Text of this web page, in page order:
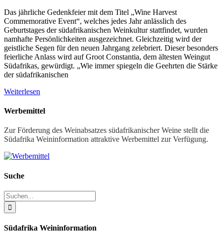
Das jährliche Gedenkfeier mit dem Titel „Wine Harvest
Commemorative Event“, welches jedes Jahr anlässlich des
Geburtstages der südafrikanischen Weinkultur stattfindet, wurden
namhafte Persönlichkeiten ausgezeichnet. Gleichzeitig wird der
geistliche Segen für den neuen Jahrgang zelebriert. Dieser besonders
feierliche Anlass wird auf Groot Constantia, dem ältesten Weingut
Südafrikas, gewürdigt. „Wie immer spiegeln die Geehrten die Stärke
der südafrikanischen
Weiterlesen
Werbemittel
Zur Förderung des Weinabsatzes südafrikanischer Weine stellt die
Südafrika Weininformation attraktive Werbemittel zur Verfügung.
Suche
Suche
nach:
Südafrika Weininformation